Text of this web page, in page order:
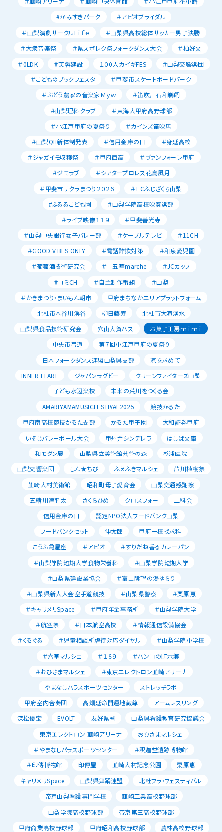
#かみすきパーク
＃アピオブライダル
＃山梨演劇サークルLｉｆｅ
＃山梨県高校総体サッカー男子決勝
＃大衆音楽祭
＃県スポレク祭フォークダンス大会
＃柏好文
＃0LDK
＃芙蓉建設 １００人カイギFES
＃山梨交響楽団
＃こどものブックフェスタ
＃甲斐市スケートボードパーク
＃ぶどう農家の音楽家Ｍｙｗ
＃笛吹川石和鵜飼
＃山梨理科クラブ
＃東海大甲府高野球部
＃小江戸甲府の夏祭り
＃カインズ笛吹店
＃山梨QB新体制発表
＃信用金庫の日
＃身延高校
＃ジャガイモ収穫祭
＃甲府西高
＃ヴァンフォーレ甲府
＃ジモラブ
＃シアタープロレス花鳥風月
＃甲斐市サクラまつり２０２６
＃ＦＣふじざくら山梨
#ふるるこども園
＃山梨学院高校吹奏楽部
＃ライブ映像１１９
＃甲斐善光寺
＃山梨中央銀行女子バレー部
＃ケーブルテレビ
＃11CH
＃GOOD VIBES ONLY
＃電話詐欺対策
＃和泉愛児園
＃葡萄酒技術研究会
＃十五華marche
＃JCカップ
＃コミCH
＃自主制作番組
＃山梨
＃かきまつり・まいもん朝市
甲府まちなかエリアプラットフォーム
北杜市本谷川渓谷
柳田藤寿
北杜市大滝湧水
山梨県食品技術研究会
穴山大賀ハス
お菓子工房ｍｉｍｉ
中央市弓道
第７回小江戸甲府の夏祭り
日本フォークダンス連盟山梨県支部
凉を求めて
INNER FLARE
ジャパンラグビー
クリーンファイターズ山梨
子ども水辺楽校
未来の荒川をつくる会
AMARIYAMAMUSICFESTIVAL2025
競技かるた
甲府南高校競技かるた支部
かるた甲子園
大和証券甲府
いそじバレーボール大会
甲州弁シンデレラ
はしば文庫
和モダン展
山梨県立美術館芸術の森
杉浦医院
山梨交響楽団
しん★ちび ふえふきマルシェ
芦川植樹祭
韮崎大村美術館
昭和町母子愛育会
山梨交通感謝祭
五緒川津平太
さくらひめ クロスフォー
二科会
信用金庫の日
認定NPO法人フードバンク山梨
フードバンクセット
伸太郎
甲府一校探求科
こうふ亀屋座
＃アピオ
＃すりだね香るカレーパン
＃山梨学院短期大学食物栄養科
＃山梨学院短期大学
＃山梨県建設業協会
＃富士眺望の湯ゆらり
＃山梨県新人大会空手道競技
＃山梨県警察
＃栗原恵
＃キャリメリSpace
＃甲府年金事務所
＃山梨学院大学
＃航空祭
＃日本航空高校
＃情報通信設備協会
＃くるぐる
＃児童相談所虐待対応ダイヤル
＃山梨学院小学校
＃六華マルシェ
＃１８９
＃ハンコの町六郷
＃おひさまマルシェ
＃東京エレクトロン韮崎アリーナ
やまなしパラスポーツセンター
ストレッチラボ
甲府室内合奏団
高畑延命開運地蔵尊
アームレスリング
深松優宝
EVOLT 友好県省
山梨県看護教育研究協議会
東京エレクトロン 韮崎アリーナ
おひさまマルシェ
＃やまなしパラスポーツセンター
＃釈迦堂遺跡博物館
＃印傳博物館
印傳屋 韮崎大村記念公園
栗原恵
キャリメリSpace
山梨県舞踊連盟
北杜フラ・フェスティバル
帝京山梨看護専門学校
韮崎工業高校野球部
山梨学院高校野球部
帝京第三高校野球部
甲府商業高校野球部
甲府昭和高校野球部
農林高校野球部